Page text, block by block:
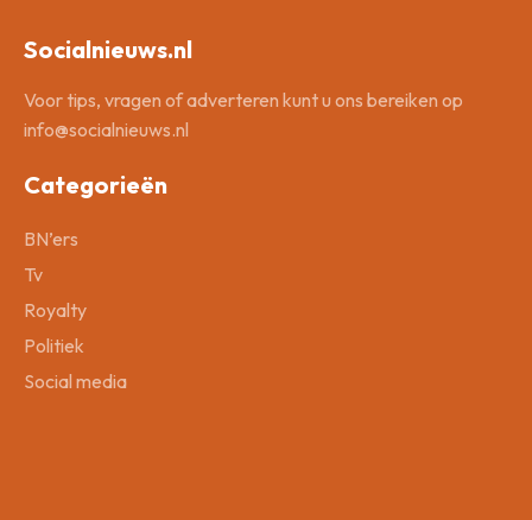
Socialnieuws.nl
Voor tips, vragen of adverteren kunt u ons bereiken op
info@socialnieuws.nl
Categorieën
BN’ers
Tv
Royalty
Politiek
Social media